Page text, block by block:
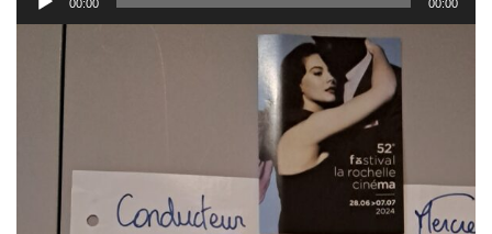
audio
00:00 00:00